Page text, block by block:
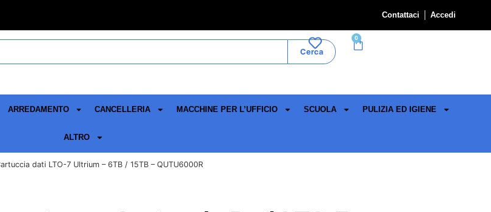
Contattaci Accedi
Cerca
0
ARREDAMENTO CANCELLERIA MACCHINE PER L’UFFICIO SCUOLA PULIZIA ED IGIENE
ALTRO
dati LTO-7 Ultrium – 6TB / 15TB – QUTU6000R